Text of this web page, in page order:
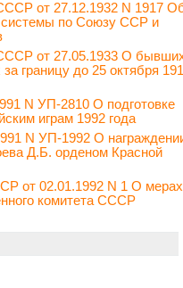
от 27.12.1932 N 1917
системы по Союзу ССР и
от 27.05.1933 О
границу до 25 октября
N УП-2810 О подготовке
играм 1992 года
N УП-1992 О
Д.Б. орденом Красной
от 02.01.1992 N 1 О
комитета СССР